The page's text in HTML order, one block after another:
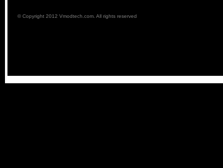
© Copyright 2012 Vmodtech.com. All rights reserved